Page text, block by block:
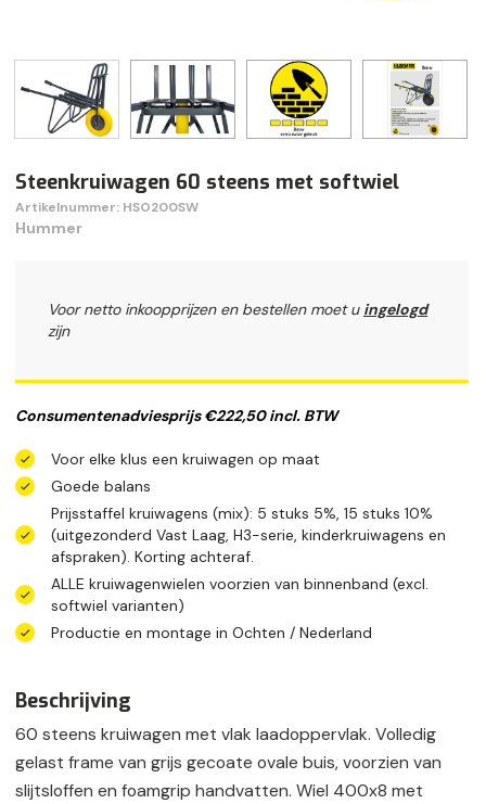
Steenkruiwagen 60 steens met softwiel
Artikelnummer: HSO200SW
Hummer
Voor netto inkoopprijzen en bestellen moet u ingelogd
zijn
Consumentenadviesprijs €222,50 incl. BTW
Voor elke klus een kruiwagen op maat
Goede balans
Prijsstaffel kruiwagens (mix): 5 stuks 5%, 15 stuks 10%
(uitgezonderd Vast Laag, H3-serie, kinderkruiwagens en
afspraken). Korting achteraf.
ALLE kruiwagenwielen voorzien van binnenband (excl.
softwiel varianten)
Productie en montage in Ochten / Nederland
Beschrijving
60 steens kruiwagen met vlak laadoppervlak. Volledig
gelast frame van grijs gecoate ovale buis, voorzien van
slijtsloffen en foamgrip handvatten. Wiel 400x8 met